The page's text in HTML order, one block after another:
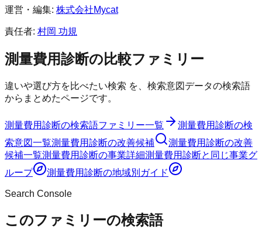
運営・編集: 株式会社Mycat
責任者: 村岡 功規
測量費用診断の 比較ファミリー
違いや選び方を比べたい検索 を、検索意図データの検索語
からまとめたページです。
測量費用診断の検索語ファミリー一覧 測量費用診断の検
索意図一覧測量費用診断の改善候補 測量費用診断の改善
候補一覧測量費用診断の事業詳細測量費用診断と同じ事業グ
ループ
測量費用診断の地域別ガイド
Search Console
このファミリーの検索語